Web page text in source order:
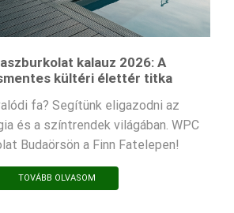
kalauz 2026: A
kültéri élettér titka
fa? Segítünk eligazodni az
és a színtrendek világában. WPC
Budaörsön a Finn Fatelepen!
TOVÁBB OLVASOM